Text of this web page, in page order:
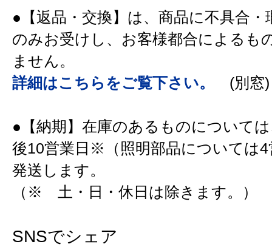
●【返品・交換】は、商品に不具合・
のみお受けし、お客様都合によるも
ません。
詳細はこちらをご覧下さい。
(別窓)
●【納期】在庫のあるものについて
後10営業日※（照明部品については4
発送します。
（※ 土・日・休日は除きます。）
SNSでシェア